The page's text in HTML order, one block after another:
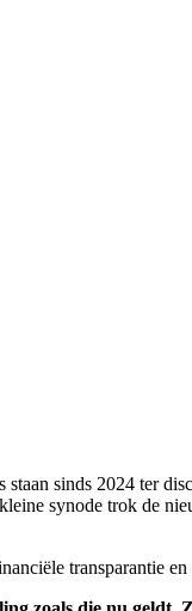
sinds 2024 ter
synode trok de
transparantie